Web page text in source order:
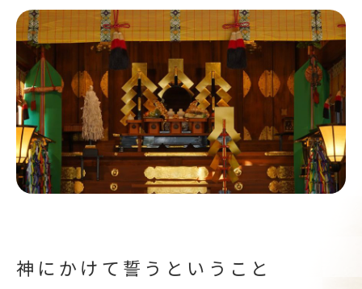
神にかけて誓うということ